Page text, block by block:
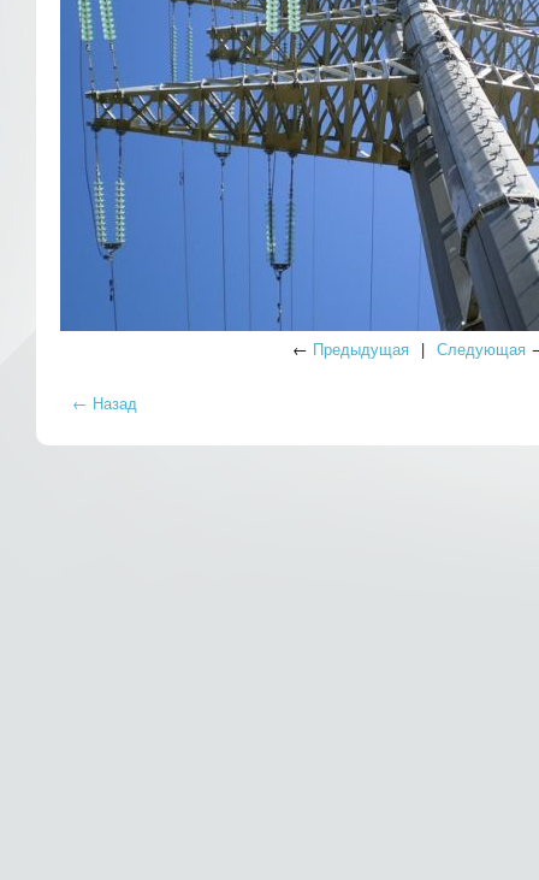
← Предыдущая | Следующая
← Назад